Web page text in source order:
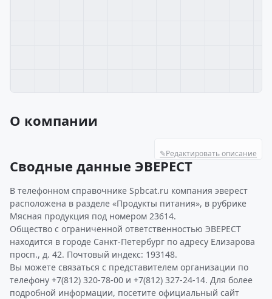
О компании
✎Редактировать описание
Сводные данные ЭВЕРЕСТ
В телефонном справочнике Spbcat.ru компания эверест
расположена в разделе «Продукты питания», в рубрике
Мясная продукция под номером 23614.
Общество с ограниченной ответственностью ЭВЕРЕСТ
находится в городе Санкт-Петербург по адресу Елизарова
просп., д. 42. Почтовый индекс: 193148.
Вы можете связаться с представителем организации по
телефону +7(812) 320-78-00 и +7(812) 327-24-14. Для более
подробной информации, посетите официальный сайт